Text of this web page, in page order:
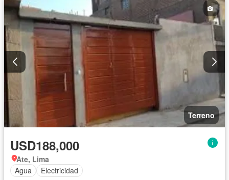
Terreno
USD188,000
Ate, Lima
Agua
Electricidad